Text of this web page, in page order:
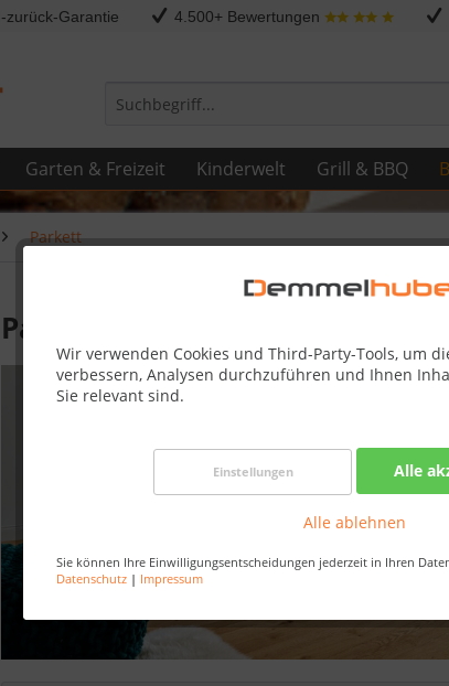
zurück-Garantie 4.500+ Bewertungen
Garten & Freizeit Kinderwelt Grill & BBQ
Wir verwenden Cookies und Third-Party-Tools, um
verbessern, Analysen durchzuführen und Ihnen
Sie relevant sind.
Einstellungen Alle
Alle ablehnen
Sie können Ihre Einwilligungsentscheidungen jederzeit in Ihren
Datenschutz | Impressum
Parkett
Parkett